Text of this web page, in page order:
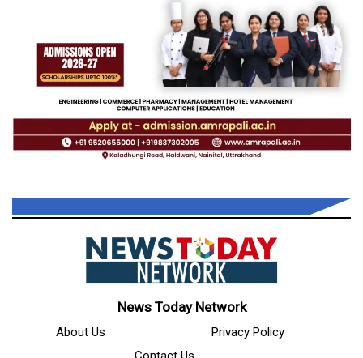
News Today Network
About Us
Privacy Policy